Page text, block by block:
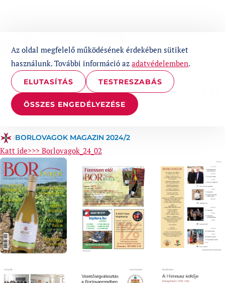
Az oldal megfelelő működésének érdekében sütiket
használunk. További információ azadatvédelemben.
ELUTASÍTÁS TESTRESZABÁS
ÖSSZES ENGEDÉLYEZÉSE
1%
BORLOVAGOK MAGAZIN
2024/2
BORLOVAGOK MAGAZIN 2024/2
Katt ide>>> Borlovagok_24_02